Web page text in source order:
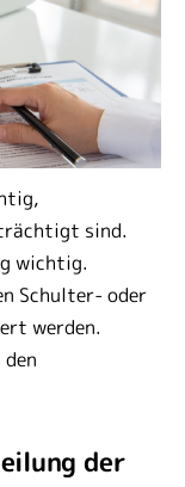
sind.
wichtig.
Schulter- oder
werden.
der